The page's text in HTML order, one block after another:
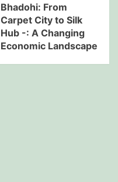
Bhadohi: From
Carpet City to Silk
Hub -: A Changing
Economic Landscape